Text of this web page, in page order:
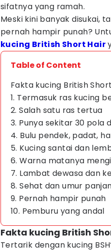
sifatnya yang ramah.
Meski kini banyak disukai,
pernah hampir punah?
kucing British Short Hair
Table of Content
Fakta kucing British
1. Termasuk ras kucing
2. Salah satu ras tertua
3. Punya sekitar 30 pola
4. Bulu pendek, padat,
5. Kucing santai dan
6. Warna matanya
7. Lambat dewasa dan
8. Sehat dan umur
9. Pernah hampir punah
10. Pemburu yang andal
Fakta kucing British
Tertarik dengan kucing